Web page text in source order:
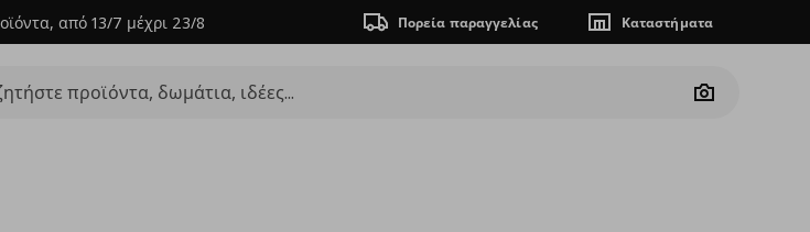
από 13/7 μέχρι 23/8 Πορεία παραγγελίας Καταστήματα
Camera